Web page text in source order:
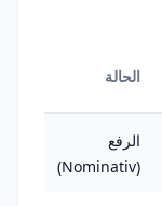
الحالة
الرفع
(Nominativ)